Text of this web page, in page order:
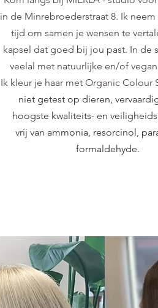
in de Minrebroederstraat 8. Ik
tijd om samen je wensen te
kapsel dat goed bij jou past. In de
veelal met natuurlijke en/of
Ik kleur je haar met Organic Colour
niet getest op dieren,
hoogste kwaliteits- en
vrij van ammonia, resorcinol,
formaldehyde.